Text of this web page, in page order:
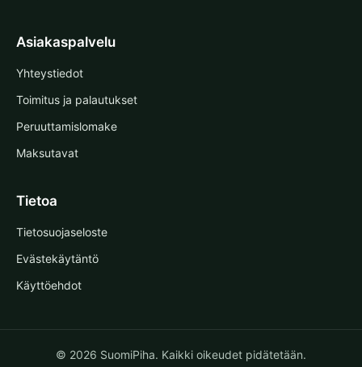
Asiakaspalvelu
Yhteystiedot
Toimitus ja palautukset
Peruuttamislomake
Maksutavat
Tietoa
Tietosuojaseloste
Evästekäytäntö
Käyttöehdot
© 2026 SuomiPiha. Kaikki oikeudet pidätetään.